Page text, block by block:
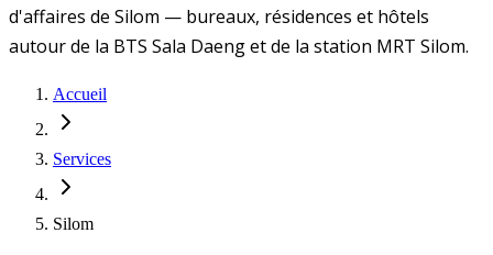
d'affaires de Silom — bureaux, résidences et hôtels
autour de la BTS Sala Daeng et de la station MRT Silom.
Accueil
Services
Silom